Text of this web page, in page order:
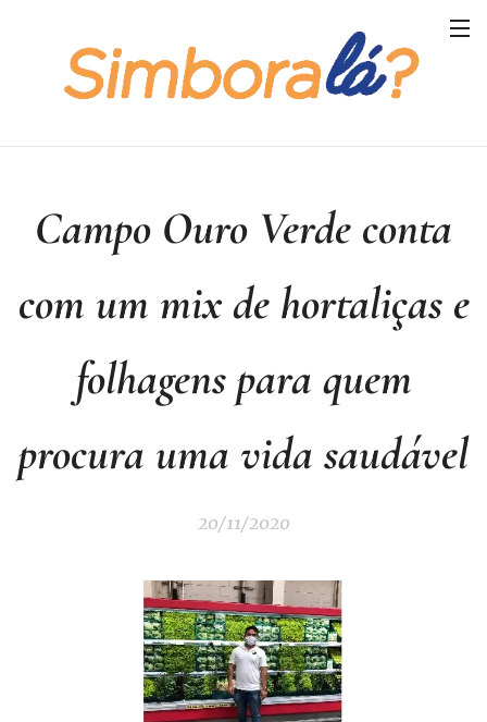
Campo Ouro Verde conta
com um mix de hortaliças e
folhagens para quem
procura uma vida saudável
20/11/2020